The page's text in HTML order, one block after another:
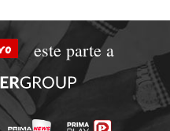
este parte a